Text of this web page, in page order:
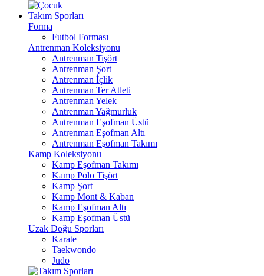
Takım Sporları
Forma
Futbol Forması
Antrenman Koleksiyonu
Antrenman Tişört
Antrenman Şort
Antrenman İçlik
Antrenman Ter Atleti
Antrenman Yelek
Antrenman Yağmurluk
Antrenman Eşofman Üstü
Antrenman Eşofman Altı
Antrenman Eşofman Takımı
Kamp Koleksiyonu
Kamp Eşofman Takımı
Kamp Polo Tişört
Kamp Şort
Kamp Mont & Kaban
Kamp Eşofman Altı
Kamp Eşofman Üstü
Uzak Doğu Sporları
Karate
Taekwondo
Judo